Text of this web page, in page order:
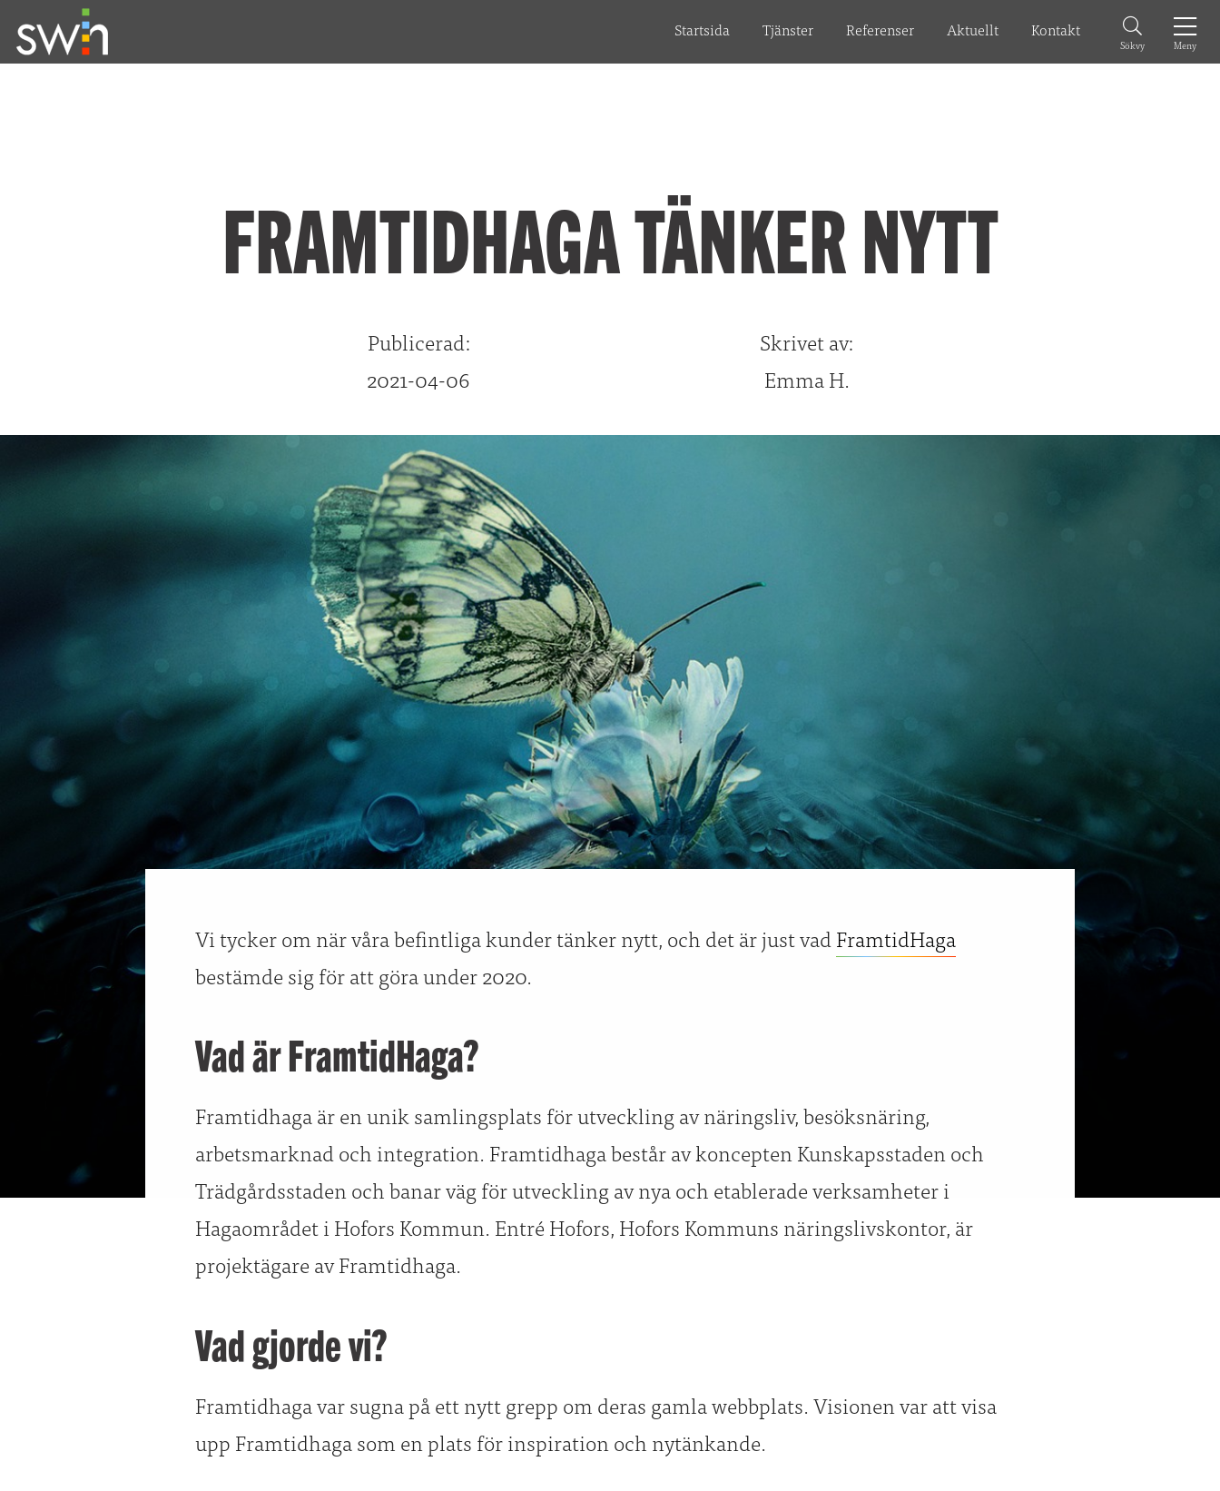
Startsida Tjänster Referenser Aktuellt Kontakt
Sökvy Meny
FRAMTIDHAGA TÄNKER NYTT
Publicerad:
2021-04-06
Skrivet av:
Emma H.
Vi tycker om när våra befintliga kunder tänker nytt, och det är just vadFramtidHaga
bestämde sig för att göra under 2020.
Vad är FramtidHaga?
Framtidhaga är en unik samlingsplats för utveckling av näringsliv, besöksnäring,
arbetsmarknad och integration. Framtidhaga består av koncepten Kunskapsstaden och
Trädgårdsstaden och banar väg för utveckling av nya och etablerade verksamheter i
Hagaområdet i Hofors Kommun. Entré Hofors, Hofors Kommuns näringslivskontor, är
projektägare av Framtidhaga.
Vad gjorde vi?
Framtidhaga var sugna på ett nytt grepp om deras gamla webbplats. Visionen var att visa
upp Framtidhaga som en plats för inspiration och nytänkande.